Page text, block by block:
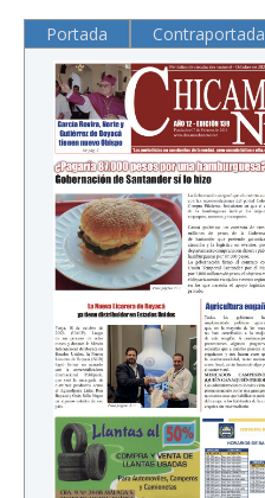
Portada Contraportada